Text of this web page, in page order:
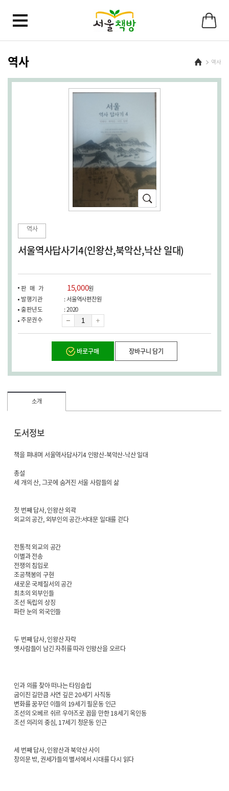
메
역사 Home역사
확
대
림)
역사
서울역사답사기4(인왕산,북악산,낙산 일대)
판매가 15,000원
발행기관
: 서울역사편찬원
출판년도
: 2020
주문권수
량
바로구매 장바구니 담기
소개
도서정보
책을 펴내며 서울역사답사기4 인왕산-북악산-낙산 일대
총설
세 개의 산, 그곳에 숨겨진 서울 사람들의 삶
첫 번째 답사, 인왕산 외곽
외교의 공간, 외부인의 공간:서대문 일대를 걷다
전통적 외교의 공간
이별과 전송
전쟁의 침입로
조공책봉의 구현
새로운 국제질서의 공간
최초의 외부인들
조선 독립의 상징
파란 눈의 외국인들
두 번째 답사, 인왕산 자락
옛사람들이 남긴 자취를 따라 인왕산을 오르다
인과 의를 찾아 떠나는 타임슬립
굽이진 길만큼 사연 깊은 20세기 사직동
변화를 꿈꾸던 이들의 19세기 필운동 인근
조선의 오베르 쉬르 우아즈로 꼽을 만한 18세기 옥인동
조선 의리의 중심, 17세기 청운동 인근
세 번째 답사, 인왕산과 북악산 사이
창의문 밖, 권세가들의 별서에서 시대를 다시 읽다